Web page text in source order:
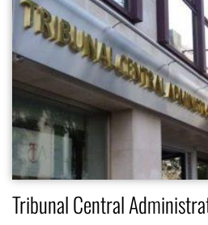
Tribunal Central